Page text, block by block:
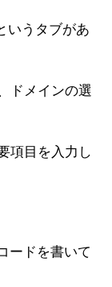
いうタブがあ
ドメインの選
項目を入力し
ードを書いて